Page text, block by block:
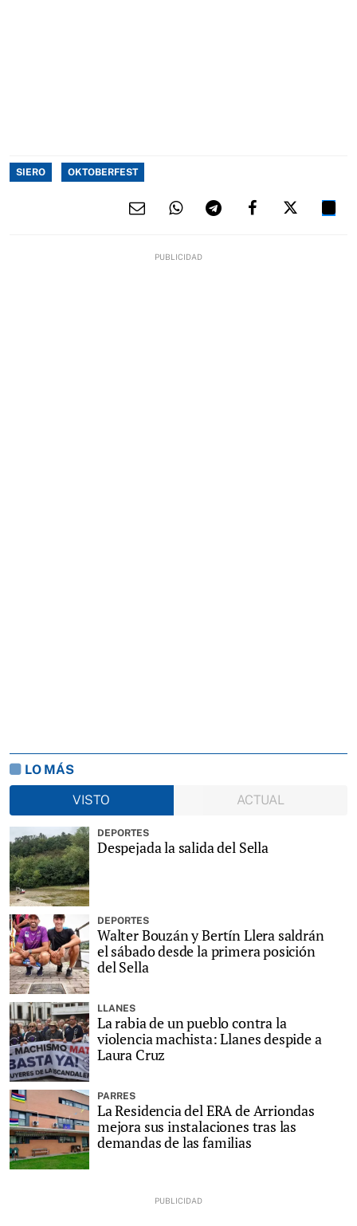
SIERO OKTOBERFEST
LO MÁS
VISTO
ACTUAL
DEPORTES
Despejada la salida del Sella
DEPORTES
Walter Bouzán y Bertín Llera saldrán
el sábado desde la primera posición
del Sella
LLANES
La rabia de un pueblo contra la
violencia machista: Llanes despide a
Laura Cruz
PARRES
La Residencia del ERA de Arriondas
mejora sus instalaciones tras las
demandas de las familias